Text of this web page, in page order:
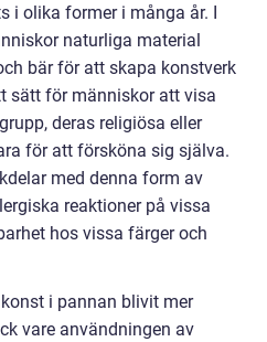
i olika former i många år. I
naturliga material
bär för att skapa konstverk
sätt för människor att visa
deras religiösa eller
för att försköna sig själva.
med denna form av
reaktioner på vissa
hos vissa färger och
i pannan blivit mer
vare användningen av